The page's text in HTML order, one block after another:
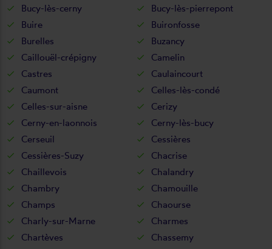
Bucy-lès-cerny
Bucy-lès-pierrepont
Buire
Buironfosse
Burelles
Buzancy
Caillouël-crépigny
Camelin
Castres
Caulaincourt
Caumont
Celles-lès-condé
Celles-sur-aisne
Cerizy
Cerny-en-laonnois
Cerny-lès-bucy
Cerseuil
Cessières
Cessières-Suzy
Chacrise
Chaillevois
Chalandry
Chambry
Chamouille
Champs
Chaourse
Charly-sur-Marne
Charmes
Chartèves
Chassemy